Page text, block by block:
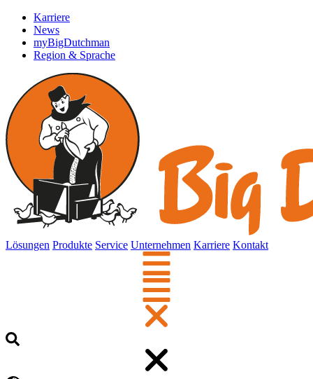
Karriere
News
myBigDutchman
Region & Sprache
Lösungen Produkte Service Unternehmen Karriere Kontakt